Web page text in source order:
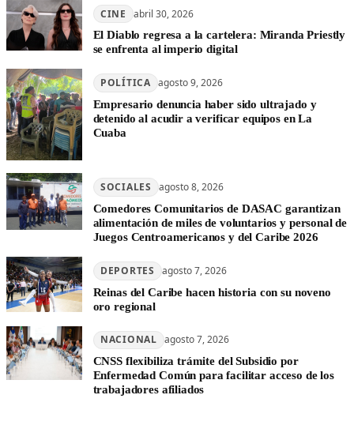
CINE abril 30, 2026
El Diablo regresa a la cartelera: Miranda Priestly
se enfrenta al imperio digital
POLÍTICA agosto 9, 2026
Empresario denuncia haber sido ultrajado y
detenido al acudir a verificar equipos en La
Cuaba
SOCIALES agosto 8, 2026
Comedores Comunitarios de DASAC garantizan
alimentación de miles de voluntarios y personal de
Juegos Centroamericanos y del Caribe 2026
DEPORTES agosto 7, 2026
Reinas del Caribe hacen historia con su noveno
oro regional
NACIONAL agosto 7, 2026
CNSS flexibiliza trámite del Subsidio por
Enfermedad Común para facilitar acceso de los
trabajadores afiliados